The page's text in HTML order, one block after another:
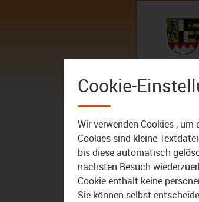
Cookie-
Wir verwenden Cookies ,
Cookies sind kleine
bis diese automatisch
nächsten Besuch
Cookie enthält keine
Sie können selbst